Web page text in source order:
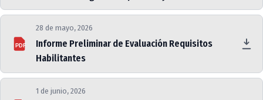
PDF
28 de mayo, 2026
Informe Preliminar de Evaluación Requisitos
Habilitantes
1 de junio, 2026